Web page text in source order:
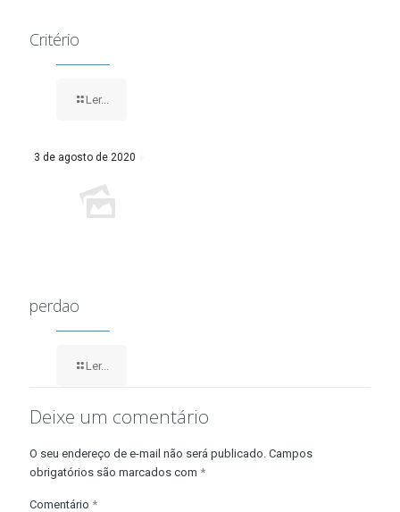
Critério
Ler...
3 de agosto de 2020
perdao
Ler...
Deixe um comentário
O seu endereço de e-mail não será publicado. Campos
obrigatórios são marcados com *
Comentário *